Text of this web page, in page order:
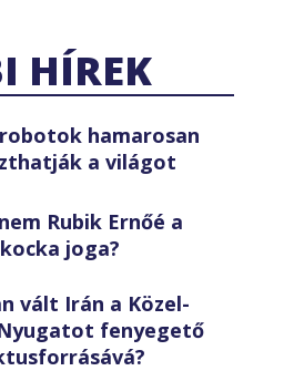
HÍREK
hamarosan
a világot
Rubik Ernőé a
joga?
vált Irán a Közel-
fenyegető